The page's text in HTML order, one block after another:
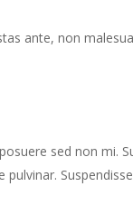
ante, non
sed non mi.
pulvinar.